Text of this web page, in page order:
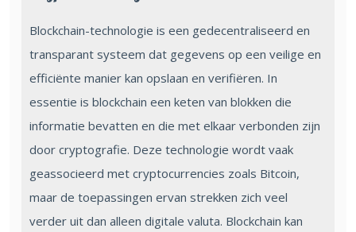
Blockchain-technologie is een gedecentraliseerd en
transparant systeem dat gegevens op een veilige en
efficiënte manier kan opslaan en verifiëren. In
essentie is blockchain een keten van blokken die
informatie bevatten en die met elkaar verbonden zijn
door cryptografie. Deze technologie wordt vaak
geassocieerd met cryptocurrencies zoals Bitcoin,
maar de toepassingen ervan strekken zich veel
verder uit dan alleen digitale valuta. Blockchain kan